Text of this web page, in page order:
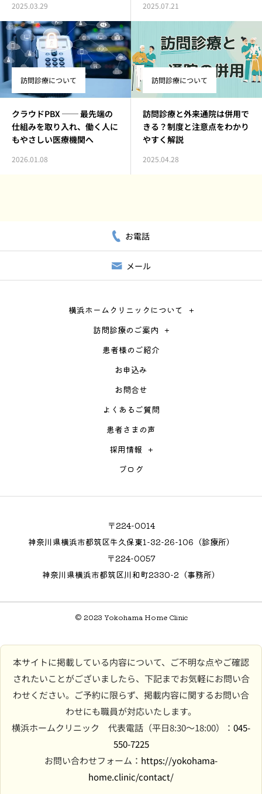
2025.03.29 2025.07.21
訪問診療について
クラウドPBX ── 最先端の
仕組みを取り入れ、働く人に
もやさしい医療機関へ
2026.01.08
訪問診療について
訪問診療と外来通院は併用で
きる？制度と注意点をわかり
やすく解説
2025.04.28
お電話
メール
横浜ホームクリニックについて
訪問診療のご案内
患者様のご紹介
お申込み
お問合せ
よくあるご質問
患者さまの声
採用情報
ブログ
〒224-0014
神奈川県横浜市都筑区牛久保東1-32-26-106（診療所）
〒224-0057
神奈川県横浜市都筑区川和町2330-2（事務所）
© 2023 Yokohama Home Clinic
本サイトに掲載している内容について、ご不明な点やご確認
されたいことがございましたら、下記までお気軽にお問い合
わせください。ご予約に限らず、掲載内容に関するお問い合
わせにも職員が対応いたします。
横浜ホームクリニック 代表電話（平日8:30〜18:00）： 045-
550-7225
お問い合わせフォーム： https://yokohama-
home.clinic/contact/